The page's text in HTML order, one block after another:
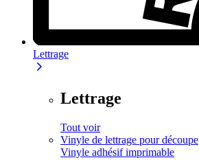
Lettrage
Lettrage
Tout voir
Vinyle de lettrage pour découpe
Vinyle adhésif imprimable